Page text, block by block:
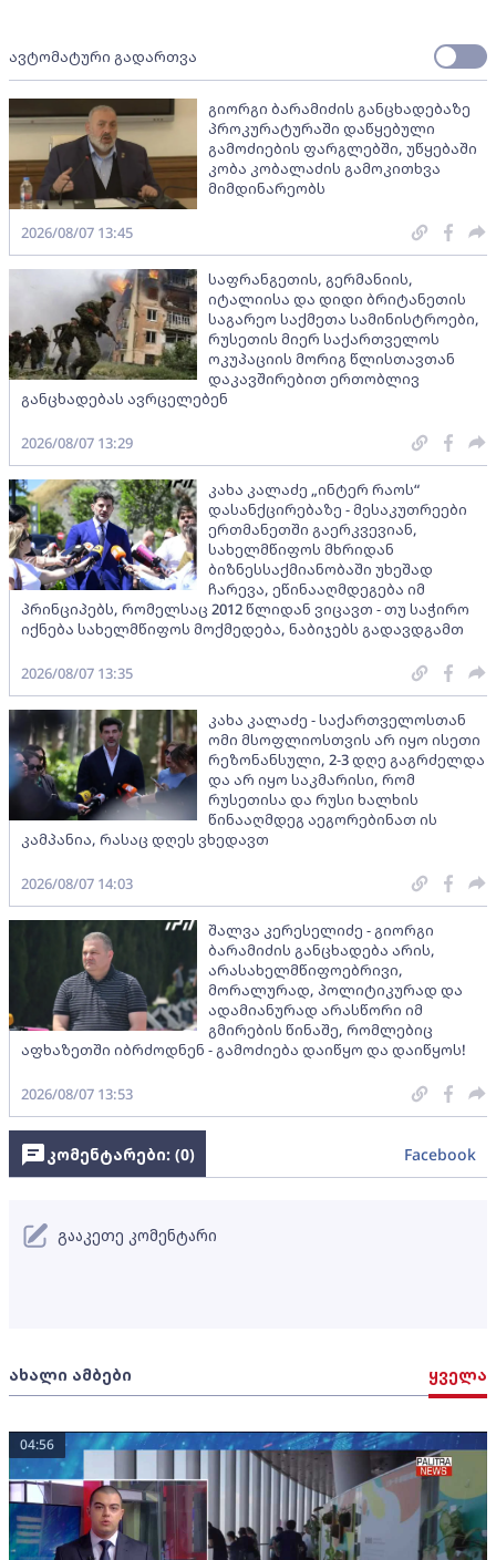
ავტომატური გადართვა
გიორგი ბარამიძის განცხადებაზე
პროკურატურაში დაწყებული
გამოძიების ფარგლებში, უწყებაში
კობა კობალაძის გამოკითხვა
მიმდინარეობს
2026/08/07 13:45
საფრანგეთის, გერმანიის,
იტალიისა და დიდი ბრიტანეთის
საგარეო საქმეთა სამინისტროები,
რუსეთის მიერ საქართველოს
ოკუპაციის მორიგ წლისთავთან
დაკავშირებით ერთობლივ
განცხადებას ავრცელებენ
2026/08/07 13:29
კახა კალაძე „ინტერ რაოს“
დასანქცირებაზე - მესაკუთრეები
ერთმანეთში გაერკვევიან,
სახელმწიფოს მხრიდან
ბიზნესსაქმიანობაში უხეშად
ჩარევა, ეწინააღმდეგება იმ
პრინციპებს, რომელსაც 2012 წლიდან ვიცავთ - თუ საჭირო
იქნება სახელმწიფოს მოქმედება, ნაბიჯებს გადავდგამთ
2026/08/07 13:35
კახა კალაძე - საქართველოსთან
ომი მსოფლიოსთვის არ იყო ისეთი
რეზონანსული, 2-3 დღე გაგრძელდა
და არ იყო საკმარისი, რომ
რუსეთისა და რუსი ხალხის
წინააღმდეგ აეგორებინათ ის
კამპანია, რასაც დღეს ვხედავთ
2026/08/07 14:03
შალვა კერესელიძე - გიორგი
ბარამიძის განცხადება არის,
არასახელმწიფოებრივი,
მორალურად, პოლიტიკურად და
ადამიანურად არასწორი იმ
გმირების წინაშე, რომლებიც
აფხაზეთში იბრძოდნენ - გამოძიება დაიწყო და დაიწყოს!
2026/08/07 13:53
ახალი ამბები ყველა
04:56
კომენტარები: (0) Facebook
გააკეთე კომენტარი